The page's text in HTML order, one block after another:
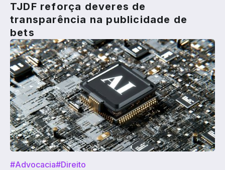
TJDF reforça deveres de
transparência na publicidade de
bets
#Advocacia#Direito